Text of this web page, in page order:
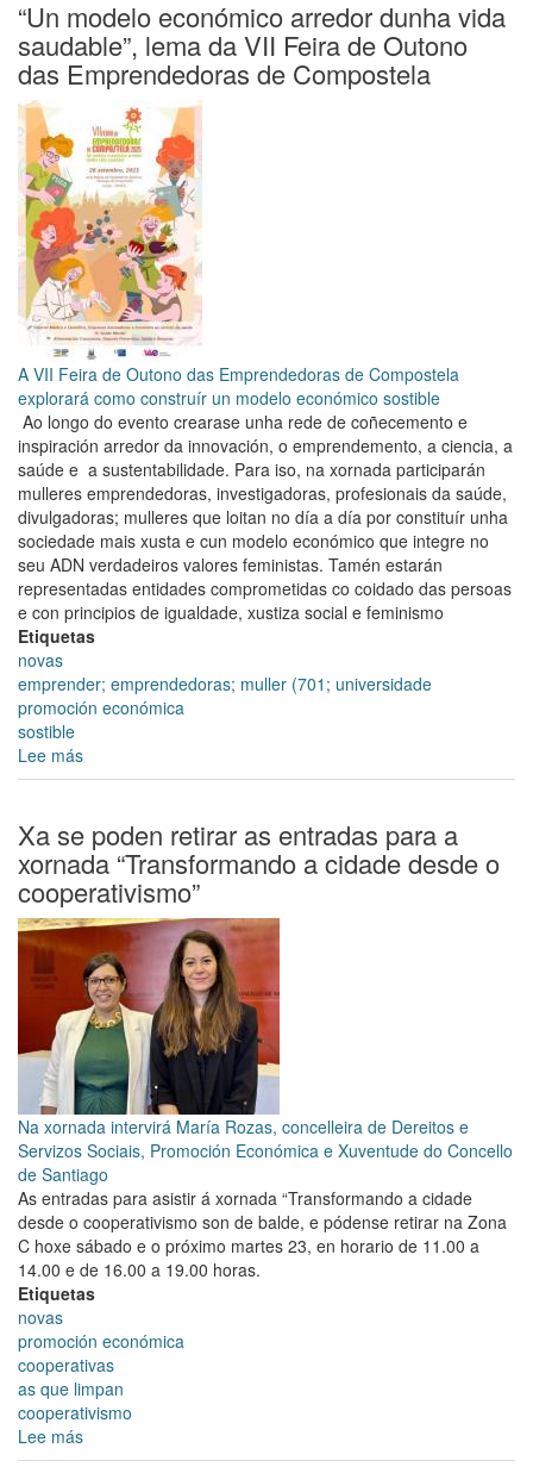
visibiliza
en
Maravalla
o
compromiso
social
do
comercio
local
de
Santiago
“Un modelo económico arredor dunha vida
saudable”, lema da VII Feira de Outono
das Emprendedoras de Compostela
A VII Feira de Outono das Emprendedoras de Compostela
explorará como construír un modelo económico sostible
Ao longo do evento crearase unha rede de coñecemento e
inspiración arredor da innovación, o emprendemento, a ciencia, a
saúde e a sustentabilidade. Para iso, na xornada participarán
mulleres emprendedoras, investigadoras, profesionais da saúde,
divulgadoras; mulleres que loitan no día a día por constituír unha
sociedade mais xusta e cun modelo económico que integre no
seu ADN verdadeiros valores feministas. Tamén estarán
representadas entidades comprometidas co coidado das persoas
e con principios de igualdade, xustiza social e feminismo
Etiquetas
novas
emprender; emprendedoras; muller (701; universidade
promoción económica
sostible
Lee más
“Un
económico
arredor
dunha
vida
saudable”,
lema
da
VII
Feira
de
Outono
das
Emprendedoras
de
Compostela
Xa se poden retirar as entradas para a
xornada “Transformando a cidade desde o
cooperativismo”
Na xornada intervirá María Rozas, concelleira de Dereitos e
Servizos Sociais, Promoción Económica e Xuventude do Concello
de Santiago
As entradas para asistir á xornada “Transformando a cidade
desde o cooperativismo son de balde, e pódense retirar na Zona
C hoxe sábado e o próximo martes 23, en horario de 11.00 a
14.00 e de 16.00 a 19.00 horas.
Etiquetas
novas
promoción económica
cooperativas
as que limpan
cooperativismo
Lee más
Xa